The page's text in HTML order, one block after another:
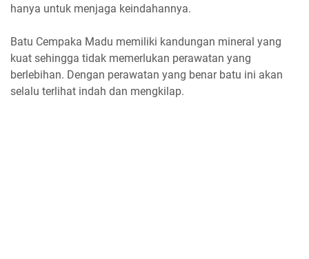
hanya untuk menjaga keindahannya.
Batu Cempaka Madu memiliki kandungan mineral yang
kuat sehingga tidak memerlukan perawatan yang
berlebihan. Dengan perawatan yang benar batu ini akan
selalu terlihat indah dan mengkilap.